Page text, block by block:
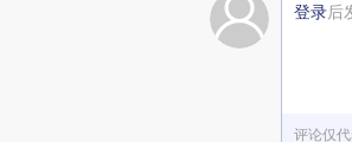
登录后
评论仅